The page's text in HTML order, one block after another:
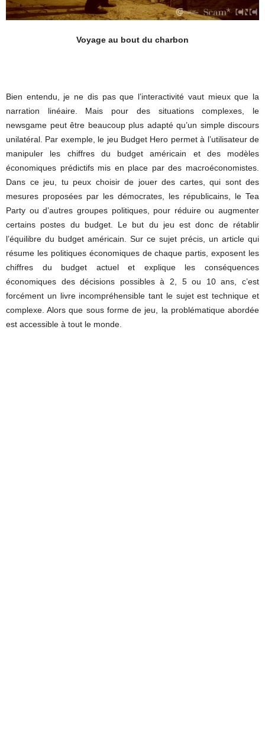
Voyage au bout du charbon
Bien entendu, je ne dis pas que l’interactivité vaut mieux que la
narration linéaire. Mais pour des situations complexes, le
newsgame peut être beaucoup plus adapté qu’un simple discours
unilatéral. Par exemple, le jeu Budget Hero permet à l’utilisateur de
manipuler les chiffres du budget américain et des modèles
économiques prédictifs mis en place par des macroéconomistes.
Dans ce jeu, tu peux choisir de jouer des cartes, qui sont des
mesures proposées par les démocrates, les républicains, le Tea
Party ou d’autres groupes politiques, pour réduire ou augmenter
certains postes du budget. Le but du jeu est donc de rétablir
l’équilibre du budget américain. Sur ce sujet précis, un article qui
résume les politiques économiques de chaque partis, exposent les
chiffres du budget actuel et explique les conséquences
économiques des décisions possibles à 2, 5 ou 10 ans, c’est
forcément un livre incompréhensible tant le sujet est technique et
complexe. Alors que sous forme de jeu, la problématique abordée
est accessible à tout le monde.